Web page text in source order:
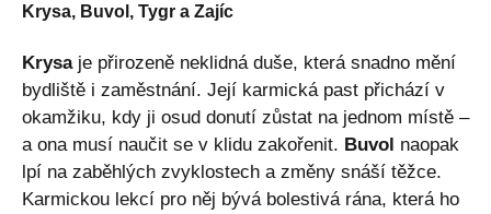
Krysa, Buvol, Tygr a Zajíc
Krysaje přirozeně neklidná duše, která snadno mění
bydliště i zaměstnání. Její karmická past přichází v
okamžiku, kdy ji osud donutí zůstat na jednom místě –
a ona musí naučit se v klidu zakořenit. Buvol naopak
lpí na zaběhlých zvyklostech a změny snáší těžce.
Karmickou lekcí pro něj bývá bolestivá rána, která ho